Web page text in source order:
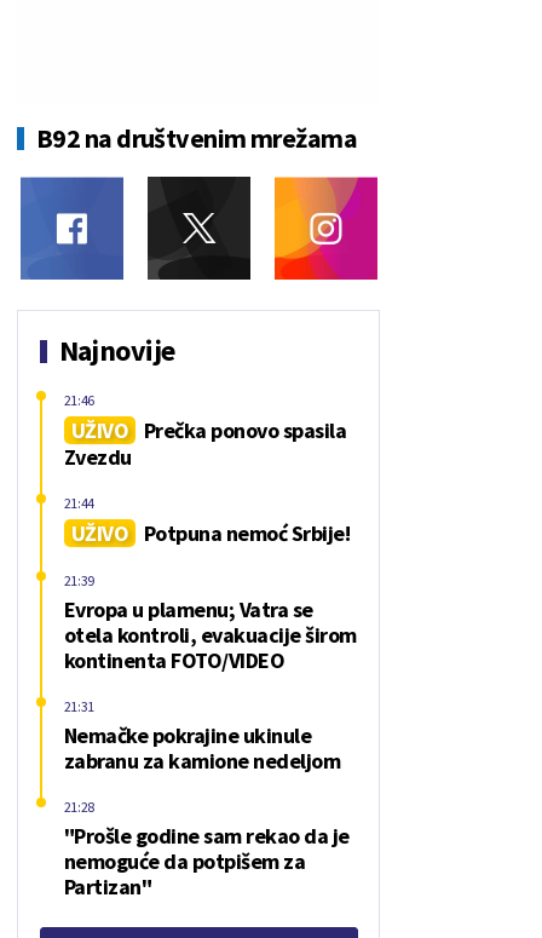
B92 na društvenim mrežama
Najnovije
UŽIVO
Prečka ponovo spasila
Zvezdu
21:46
UŽIVO Potpuna nemoć Srbije!
21:44
Evropa u plamenu; Vatra se
otela kontroli, evakuacije širom
kontinenta FOTO/VIDEO
21:39
Nemačke pokrajine ukinule
zabranu za kamione nedeljom
21:31
"Prošle godine sam rekao da je
nemoguće da potpišem za
Partizan"
21:28